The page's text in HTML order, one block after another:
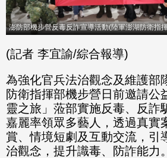
澎防部機步營反毒反詐宣導活動(陸軍澎湖防衛指
(記者 李宜諭/綜合報導)
為強化官兵法治觀念及維護部
防衛指揮部機步營日前邀請公
靈之旅」蒞部實施反毒、反詐
嘉麗率領眾多藝人，透過真實
賞、情境短劇及互動交流，引
治觀念，提升識毒、防詐能力。